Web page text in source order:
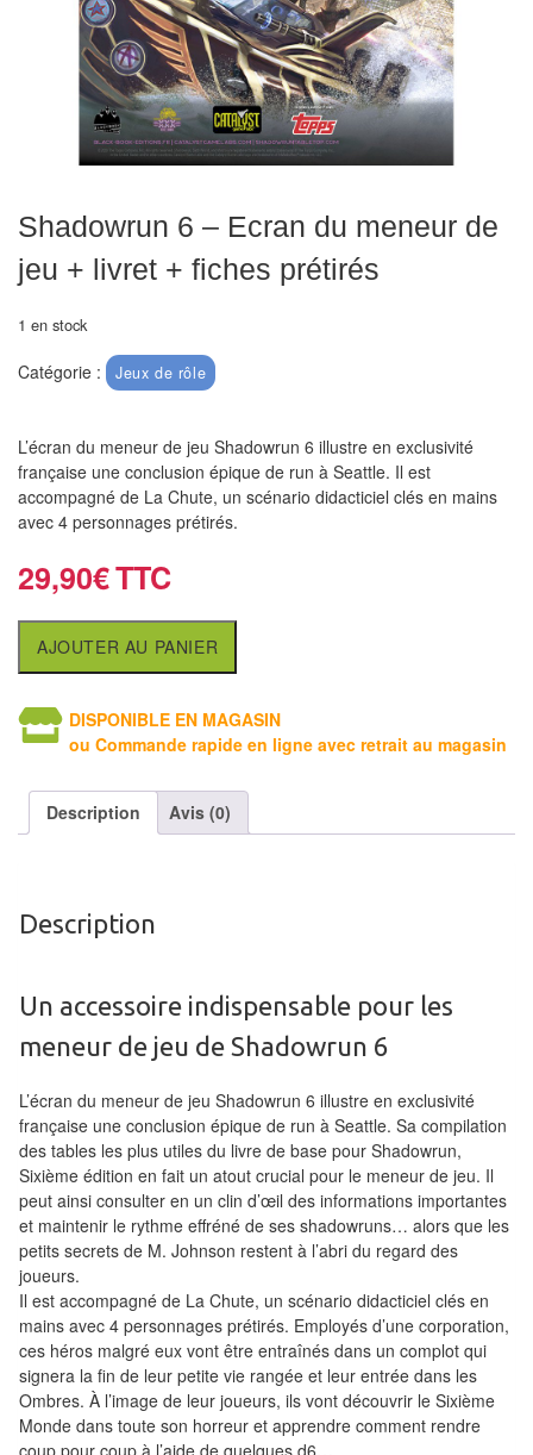
Echiquiers
électroniques
Echiquiers
Ecoles
clubs
Echiquiers
muraux/Plein
Pendules
Echiquier
pour
aveugles
Logiciels
d'échecs
Livres
en
Livres
Tables
Accessoires
Jeux
société
Jeux
de
cartes
à
Collectionner
(TCG)
Les
Classiques
Shadowrun 6 – Ecran du meneur de
jeu + livret + fiches prétirés
1 en stock
Catégorie : Jeux de rôle
L’écran du meneur de jeu Shadowrun 6 illustre en exclusivité
française une conclusion épique de run à Seattle. Il est
accompagné de La Chute, un scénario didacticiel clés en mains
avec 4 personnages prétirés.
29,90€
AJOUTER AU PANIER
DISPONIBLE EN MAGASIN
ou Commande rapide en ligne avec retrait au magasin
Description Avis (0)
Description
Un accessoire indispensable pour les
meneur de jeu de Shadowrun 6
L’écran du meneur de jeu Shadowrun 6 illustre en exclusivité
française une conclusion épique de run à Seattle. Sa compilation
des tables les plus utiles du livre de base pour Shadowrun,
Sixième édition en fait un atout crucial pour le meneur de jeu. Il
peut ainsi consulter en un clin d’œil des informations importantes
et maintenir le rythme effréné de ses shadowruns… alors que les
petits secrets de M. Johnson restent à l’abri du regard des
joueurs.
Il est accompagné de La Chute, un scénario didacticiel clés en
mains avec 4 personnages prétirés. Employés d’une corporation,
ces héros malgré eux vont être entraînés dans un complot qui
signera la fin de leur petite vie rangée et leur entrée dans les
Ombres. À l’image de leur joueurs, ils vont découvrir le Sixième
Monde dans toute son horreur et apprendre comment rendre
coup pour coup à l’aide de quelques d6…